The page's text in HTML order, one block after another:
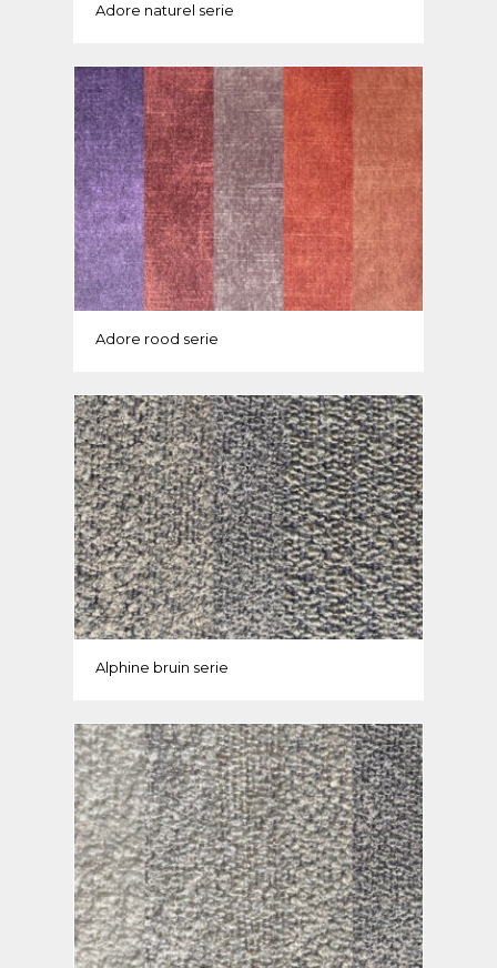
Adore naturel serie
Adore rood serie
Alphine bruin serie